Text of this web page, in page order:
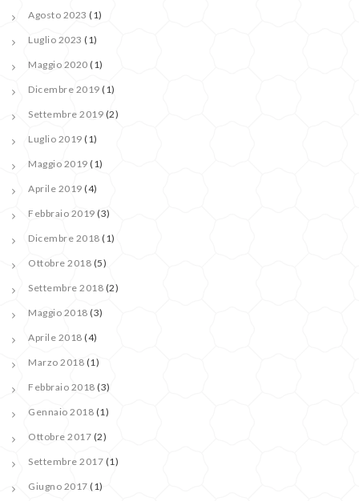
Agosto 2023 (1)
Luglio 2023 (1)
Maggio 2020 (1)
Dicembre 2019 (1)
Settembre 2019 (2)
Luglio 2019 (1)
Maggio 2019 (1)
Aprile 2019 (4)
Febbraio 2019 (3)
Dicembre 2018 (1)
Ottobre 2018 (5)
Settembre 2018 (2)
Maggio 2018 (3)
Aprile 2018 (4)
Marzo 2018 (1)
Febbraio 2018 (3)
Gennaio 2018 (1)
Ottobre 2017 (2)
Settembre 2017 (1)
Giugno 2017 (1)